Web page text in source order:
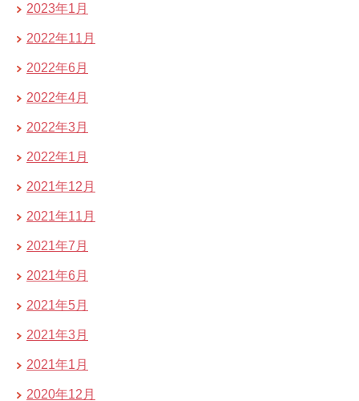
2023年1月
2022年11月
2022年6月
2022年4月
2022年3月
2022年1月
2021年12月
2021年11月
2021年7月
2021年6月
2021年5月
2021年3月
2021年1月
2020年12月